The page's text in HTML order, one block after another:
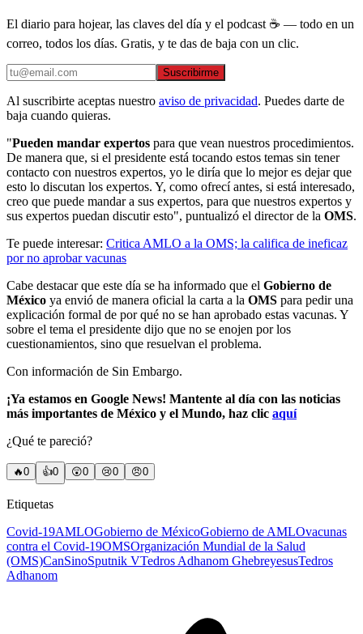
El diario para hojear, las claves del día y el podcast ☕ — todo en un
correo, todos los días. Gratis, y te das de baja con un clic.
Suscribirme
Al suscribirte aceptas nuestro aviso de privacidad. Puedes darte de
baja cuando quieras.
"Pueden mandar expertos para que vean nuestros procedimientos.
De manera que, si el presidente está tocando estos temas sin tener
contacto con nuestros expertos, yo le diría que lo mejor es dejar que
esto lo discutan los expertos. Y, como ofrecí antes, si está interesado,
creo que puede mandar a sus expertos, para que nuestros expertos y
sus expertos puedan discutir esto", puntualizó el director de la OMS.
Te puede interesar: Critica AMLO a la OMS; la califica de ineficaz
por no aprobar vacunas
Cabe destacar que este día se ha informado que el Gobierno de
México ya envió de manera oficial la carta a la OMS para pedir una
explicación formal de por qué no se han aprobado estas vacunas. Y
sobre el tema el presidente dijo que no se enojen por los
cuestionamientos, sino que resuelvan el problema.
Con información de Sin Embargo.
¡Ya estamos en Google News! Mantente al día con las noticias
más importantes de México y el Mundo, haz clic aquí
¿Qué te pareció?
🔥0 👍0 😲0 😢0 😠0
Etiquetas
Covid-19AMLOGobierno de MéxicoGobierno de AMLOvacunas
contra el Covid-19OMSOrganización Mundial de la Salud
(OMS)CanSinoSputnik VTedros Adhanom GhebreyesusTedros
Adhanom